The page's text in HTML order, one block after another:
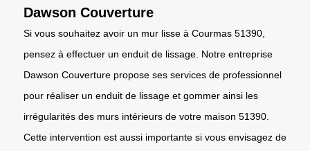
Dawson Couverture
Si vous souhaitez avoir un mur lisse à Courmas 51390,
pensez à effectuer un enduit de lissage. Notre entreprise
Dawson Couverture propose ses services de professionnel
pour réaliser un enduit de lissage et gommer ainsi les
irrégularités des murs intérieurs de votre maison 51390.
Cette intervention est aussi importante si vous envisagez de